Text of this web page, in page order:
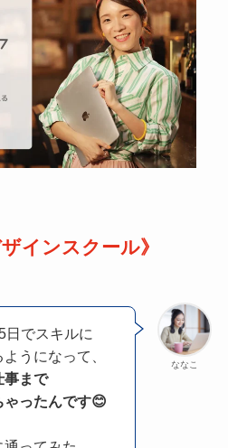
インスクール》
ななこ
日でスキルに
うになって、
事まで
ゃったんです😊